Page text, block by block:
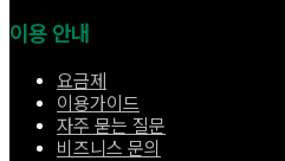
이용 안내
요금제
이용가이드
자주 묻는 질문
비즈니스 문의